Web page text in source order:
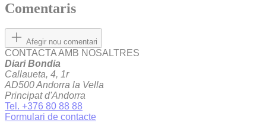
Comentaris
Afegir nou comentari
CONTACTA AMB NOSALTRES
Diari Bondia
Callaueta, 4, 1r
AD500 Andorra la Vella
Principat d'Andorra
Tel. +376 80 88 88
Formulari de contacte